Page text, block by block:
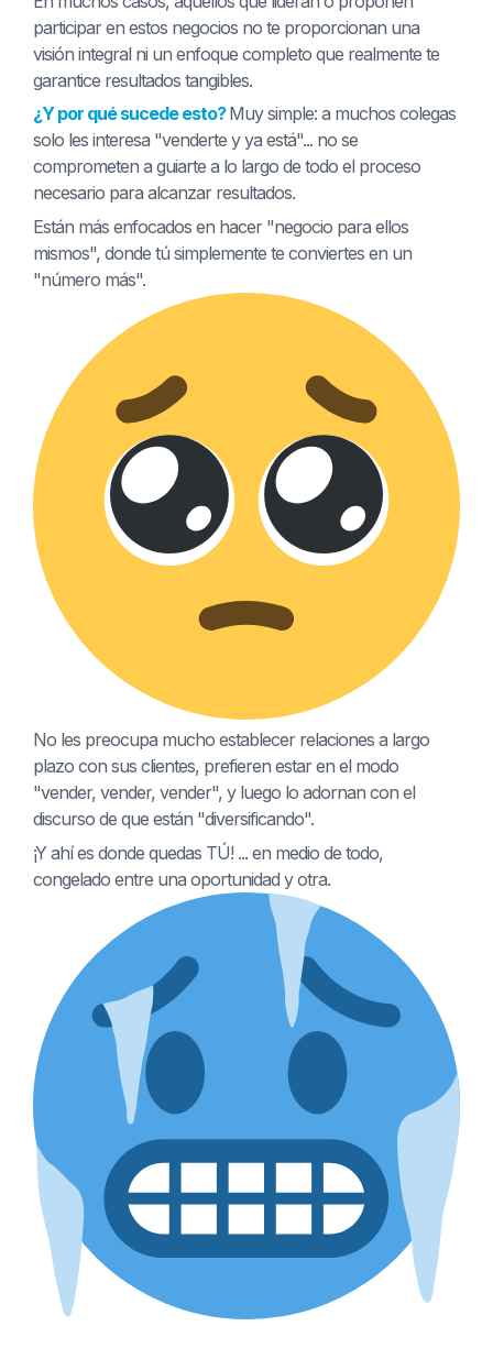
participar en estos negocios no te proporcionan una
visión integral ni un enfoque completo que realmente te
garantice resultados tangibles.
¿Y por qué sucede esto? Muy simple: a muchos colegas
solo les interesa "venderte y ya está"... no se
comprometen a guiarte a lo largo de todo el proceso
necesario para alcanzar resultados.
Están más enfocados en hacer "negocio para ellos
mismos", donde tú simplemente te conviertes en un
"número más".
No les preocupa mucho establecer relaciones a largo
plazo con sus clientes, prefieren estar en el modo
"vender, vender, vender", y luego lo adornan con el
discurso de que están "diversificando".
¡Y ahí es donde quedas TÚ! ... en medio de todo,
congelado entre una oportunidad y otra.